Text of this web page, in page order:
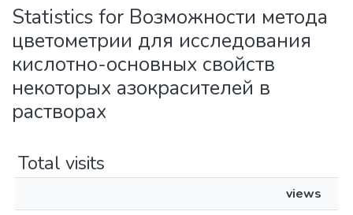
Collections
All of DSpace
Statistics for Возможности метода
цветометрии для исследования
кислотно-основных свойств
некоторых азокрасителей в
растворах
Total visits
views